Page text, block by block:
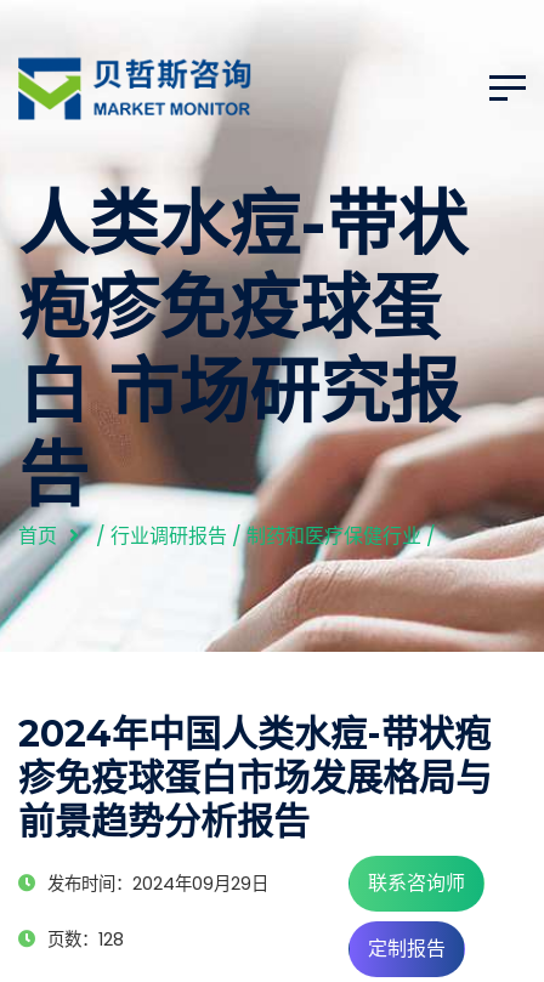
人类水痘-带状
疱疹免疫球蛋
白 市场研究报
告
首页 / 行业调研报告 /制药和医疗保健行业/
2024年中国人类水痘-带状疱
疹免疫球蛋白市场发展格局与
前景趋势分析报告
发布时间：2024年09月29日
页数：128
联系咨询师
定制报告